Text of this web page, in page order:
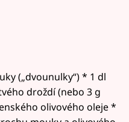
(„dvounulky“) * 1 dl
droždí (nebo 3 g
olivového oleje *